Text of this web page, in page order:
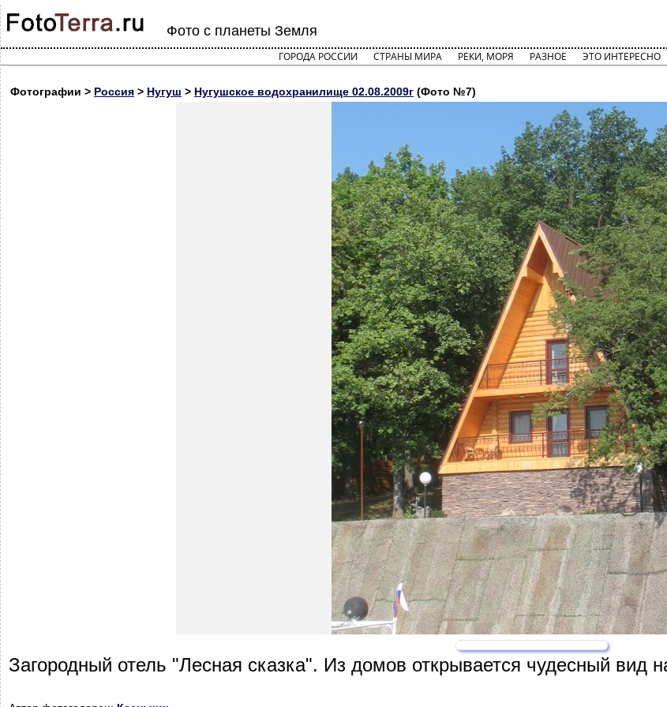
Фото с планеты Земля
ГОРОДА РОССИИ СТРАНЫ МИРА РЕКИ, МОРЯ РАЗНОЕ ЭТО ИНТЕРЕСНО
Фотографии > Россия > Нугуш > Нугушское водохранилище 02.08.2009г (Фото №7)
Загородный отель "Лесная сказка". Из домов открывается чудесный вид